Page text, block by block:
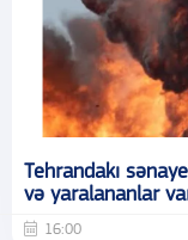
Tehrandakı
və yaralananlar
16:00